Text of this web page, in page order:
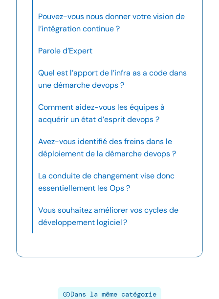
Pouvez-vous nous donner votre vision de
l’intégration continue ?
Parole d’Expert
Quel est l’apport de l’infra as a code dans
une démarche devops ?
Comment aidez-vous les équipes à
acquérir un état d’esprit devops ?
Avez-vous identifié des freins dans le
déploiement de la démarche devops ?
La conduite de changement vise donc
essentiellement les Ops ?
Vous souhaitez améliorer vos cycles de
développement logiciel ?
Dans la même catégorie